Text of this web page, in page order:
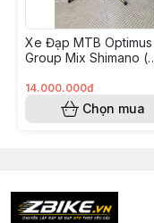
Màu
Vòng
Vòng
Miếng
địa
Xe Đạp MTB Optimus
Group Mix Shimano (
14.000.000đ
Chọn mua